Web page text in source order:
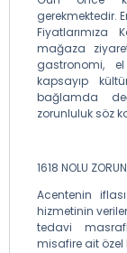
gerekmektedir.
Fiyatlarımıza
mağaza
gastronomi,
kapsayıp
bağlamda
zorunluluk söz
1618 NOLU
Acentenin
hizmetinin
tedavi
misafire ait